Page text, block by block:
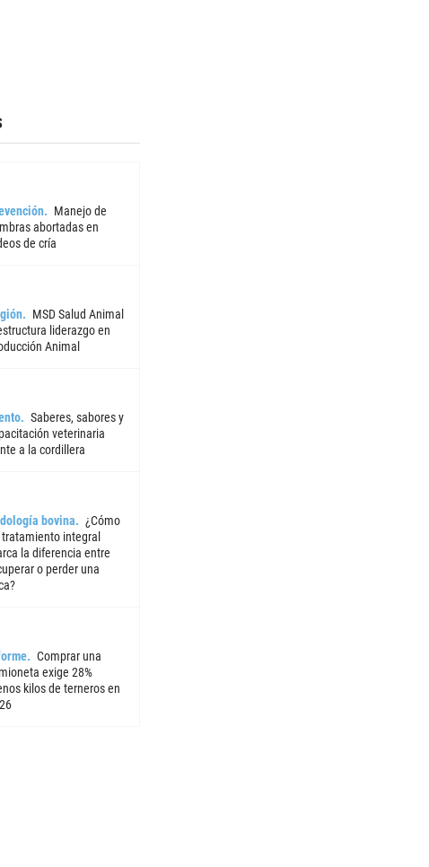
Manejo de
abortadas en
de cría
MSD Salud Animal
liderazgo en
Animal
Saberes, sabores y
veterinaria
a la cordillera
bovina
¿Cómo
integral
la diferencia entre
o perder una
Comprar una
exige 28%
kilos de terneros en